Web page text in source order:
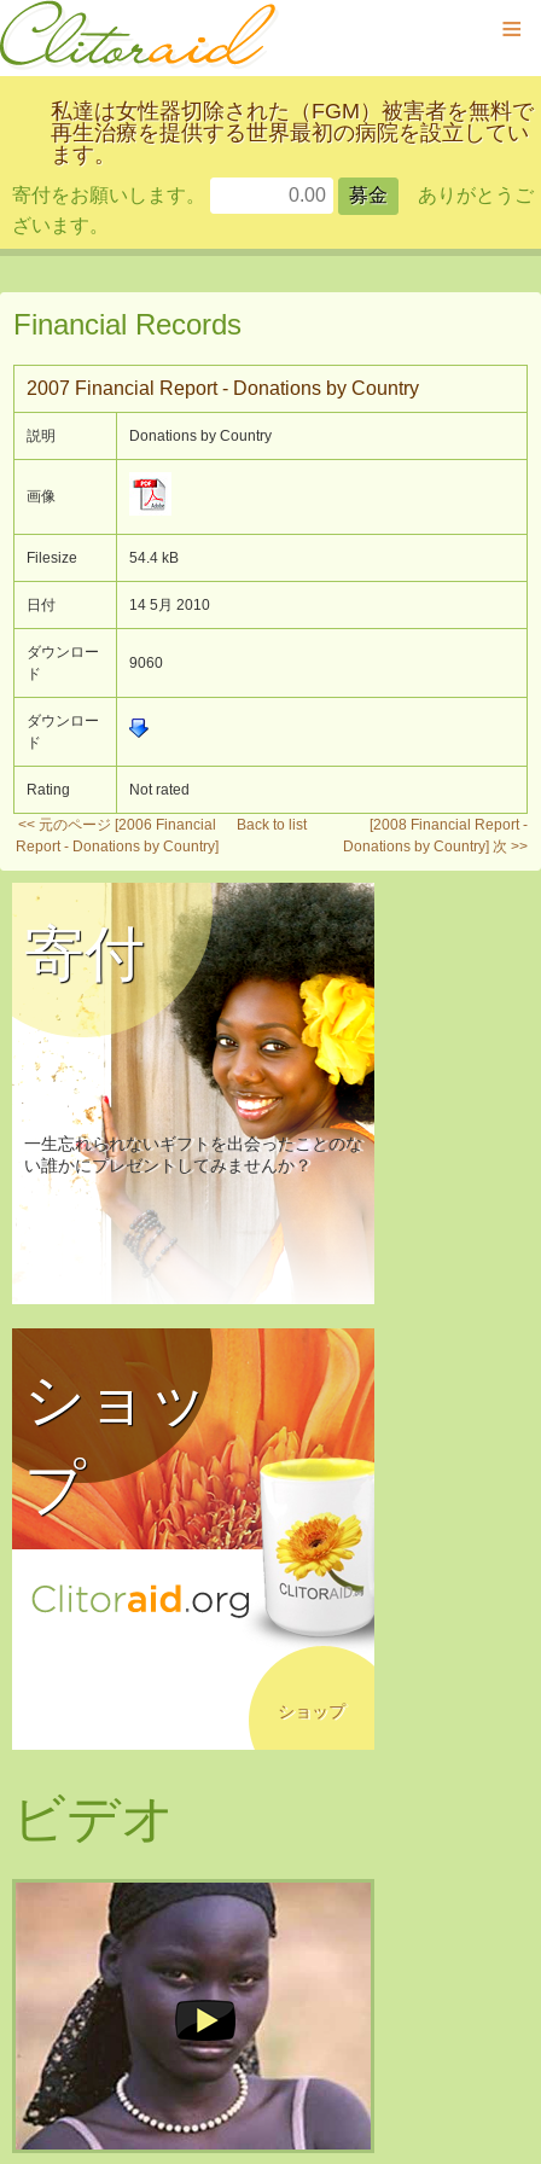
≡
私達は女性器切除された（FGM）被害者を無料で
再生治療を提供する世界最初の病院を設立してい
ます。
寄付をお願いします。
ありがとうご
ざいます。
Financial Records
2007 Financial Report - Donations by Country
説明 Donations by Country
画像
Filesize 54.4 kB
日付 14 5月 2010
ダウンロー
ド
9060
ダウンロー
ド
Rating Not rated
<< 元のページ [2006 Financial
Report - Donations by Country]
Back to list
[2008 Financial Report -
Donations by Country] 次 >>
寄付
一生忘れられないギフトを出会ったことのな
い誰かにプレゼントしてみませんか？
ショッ
プ
ショップ
ビデオ